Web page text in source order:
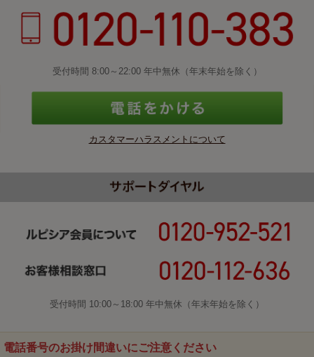
受付時間 8:00～22:00 年中無休（年末年始を除く）
カスタマーハラスメントについて
受付時間 10:00～18:00 年中無休（年末年始を除く）
電話番号のお掛け間違いにご注意ください